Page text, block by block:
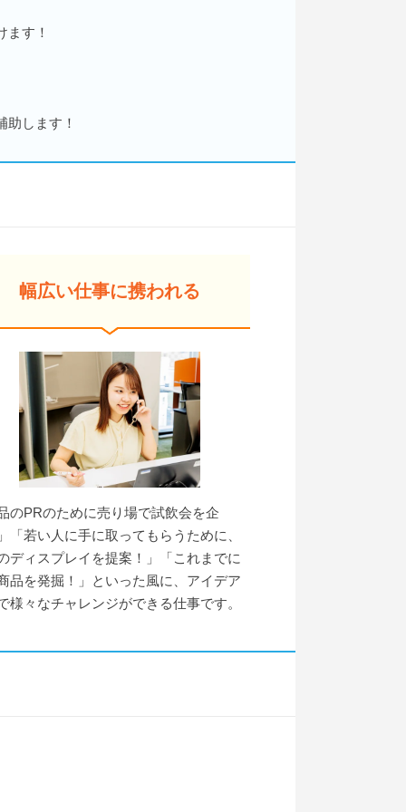
す！
します！
幅広い仕事に携われる
のPRのために売り場で試飲会を企
「若い人に手に取ってもらうために、
ディスプレイを提案！」「これまでに
品を発掘！」といった風に、アイデア
様々なチャレンジができる仕事です。